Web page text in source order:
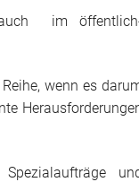
im
wenn es